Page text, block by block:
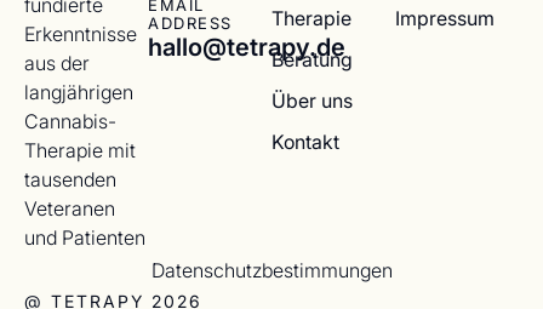
Erkenntnisse
aus der
langjährigen
Cannabis-
Therapie mit
tausenden
Veteranen
und Patienten
ADDRESS
hallo@tetrapy.de
Therapie
Beratung
Über uns
Kontakt
Impressum
@ TETRAPY 2026
Datenschutzbestimmungen